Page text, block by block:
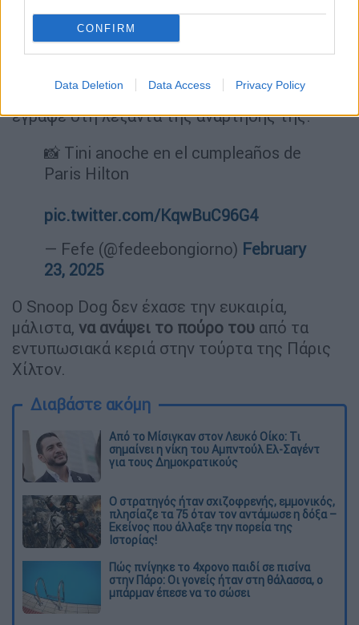
CONFIRM
Data Deletion Data Access Privacy Policy
χρονιάς!Μου άρεσε τόσο πολύ που γιόρτασα
τα γενέθλιά μου με τόσους πολλούς φίλους
χθες το βράδυ! Ευχαριστώ όλους που
εμφανιστήκατε και #Sliving μαζί μου! Σας
αγαπώ όλους! Ανυπομονώ για το επόμενο!»,
έγραψε στη λεζάντα της ανάρτησης της.
📸 Tini anoche en el cumpleaños de
Paris Hilton
pic.twitter.com/KqwBuC96G4
— Fefe (@fedeebongiorno) February
23, 2025
Ο Snoop Dog δεν έχασε την ευκαιρία,
μάλιστα, να ανάψει το πούρο του από τα
εντυπωσιακά κεριά στην τούρτα της Πάρις
Χίλτον.
Διαβάστε ακόμη
Από το Μίσιγκαν στον Λευκό Οίκο: Τι
σημαίνει η νίκη του Αμπντούλ Ελ-Σαγέντ
για τους Δημοκρατικούς
O στρατηγός ήταν σχιζοφρενής, εμμονικός,
πλησίαζε τα 75 όταν τον αντάμωσε η δόξα –
Εκείνος που άλλαξε την πορεία της
Ιστορίας!
Πώς πνίγηκε το 4χρονο παιδί σε πισίνα
στην Πάρο: Οι γονείς ήταν στη θάλασσα, ο
μπάρμαν έπεσε να το σώσει